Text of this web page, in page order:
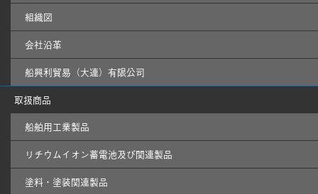
組織図
会社沿革
船興利貿易（大連）有限公司
取扱商品
船舶用工業製品
リチウムイオン蓄電池及び関連製品
塗料・塗装関連製品